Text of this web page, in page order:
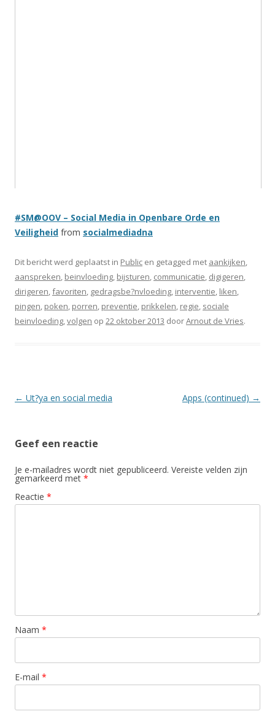
#SM@OOV – Social Media in Openbare Orde en
Veiligheid from socialmediadna
Dit bericht werd geplaatst in Public en getagged met aankijken,
aanspreken, beinvloeding, bijsturen, communicatie, digigeren,
dirigeren,favoriten, gedragsbe?nvloeding, interventie, liken,
pingen, poken, porren, preventie, prikkelen, regie, sociale
beinvloeding,volgen op 22 oktober 2013 doorArnout de Vries.
Berichtnavigatie
← Ut?ya en social media Apps (continued) →
Geef een reactie
Je e-mailadres wordt niet gepubliceerd. Vereiste velden zijn
gemarkeerd met *
Reactie *
Naam *
E-mail *